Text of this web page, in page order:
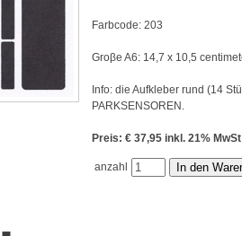
Farbcode: 203
Groβe A6: 14,7 x 10,5
Info: die Aufkleber rund (14
PARKSENSOREN.
Preis: € 37,95 inkl. 21%
anzahl